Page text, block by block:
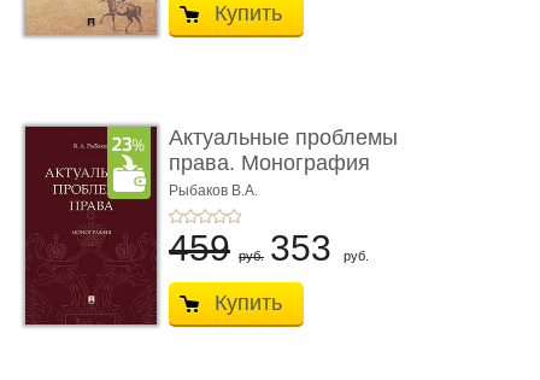
Купить
Актуальные проблемы
права. Монография
Рыбаков В.А.
459 руб. 353 руб.
Купить